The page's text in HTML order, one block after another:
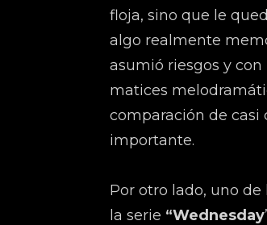
floja, sino que le
algo realmente
asumió riesgos y
matices
comparación de casi
importante.
Por otro lado, uno
la serie “Wednesday